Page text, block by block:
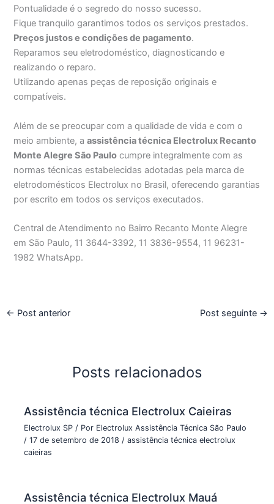
Pontualidade é o segredo do nosso sucesso.
Fique tranquilo garantimos todos os serviços prestados.
Preços justos e condições de pagamento.
Reparamos seu eletrodoméstico, diagnosticando e
realizando o reparo.
Utilizando apenas peças de reposição originais e
compatíveis.
Além de se preocupar com a qualidade de vida e com o
meio ambiente, aassistência técnica Electrolux Recanto
Monte Alegre São Paulo cumpre integralmente com as
normas técnicas estabelecidas adotadas pela marca de
eletrodomésticos Electrolux no Brasil, oferecendo garantias
por escrito em todos os serviços executados.
Central de Atendimento no Bairro Recanto Monte Alegre
em São Paulo, 11 3644-3392, 11 3836-9554, 11 96231-
1982 WhatsApp.
← Post anterior Post seguinte →
Posts relacionados
Assistência técnica Electrolux Caieiras
Electrolux SP / Por Electrolux Assistência Técnica São Paulo
/17 de setembro de 2018/assistência técnica electrolux
caieiras
Assistência técnica Electrolux Mauá